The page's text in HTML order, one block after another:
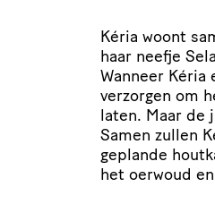
Kéria woont
haar neefje
Wanneer Kéria
verzorgen om
laten. Maar de
Samen zullen
geplande
het oerwoud